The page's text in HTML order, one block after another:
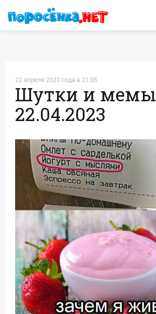
22 апреля 2023 года в 21:05
Шутки и мемы
22.04.2023